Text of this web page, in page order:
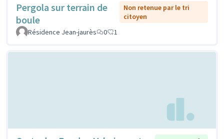
Pergola sur terrain de
boule
Non retenue par le tri
citoyen
Résidence Jean-jaurès
0 1